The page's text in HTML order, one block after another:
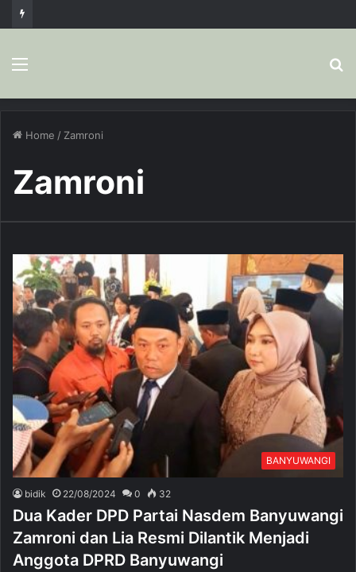
Home / Zamroni
Zamroni
BANYUWANGI
bidik 22/08/2024 0 32
Dua Kader DPD Partai Nasdem Banyuwangi
Zamroni dan Lia Resmi Dilantik Menjadi
Anggota DPRD Banyuwangi